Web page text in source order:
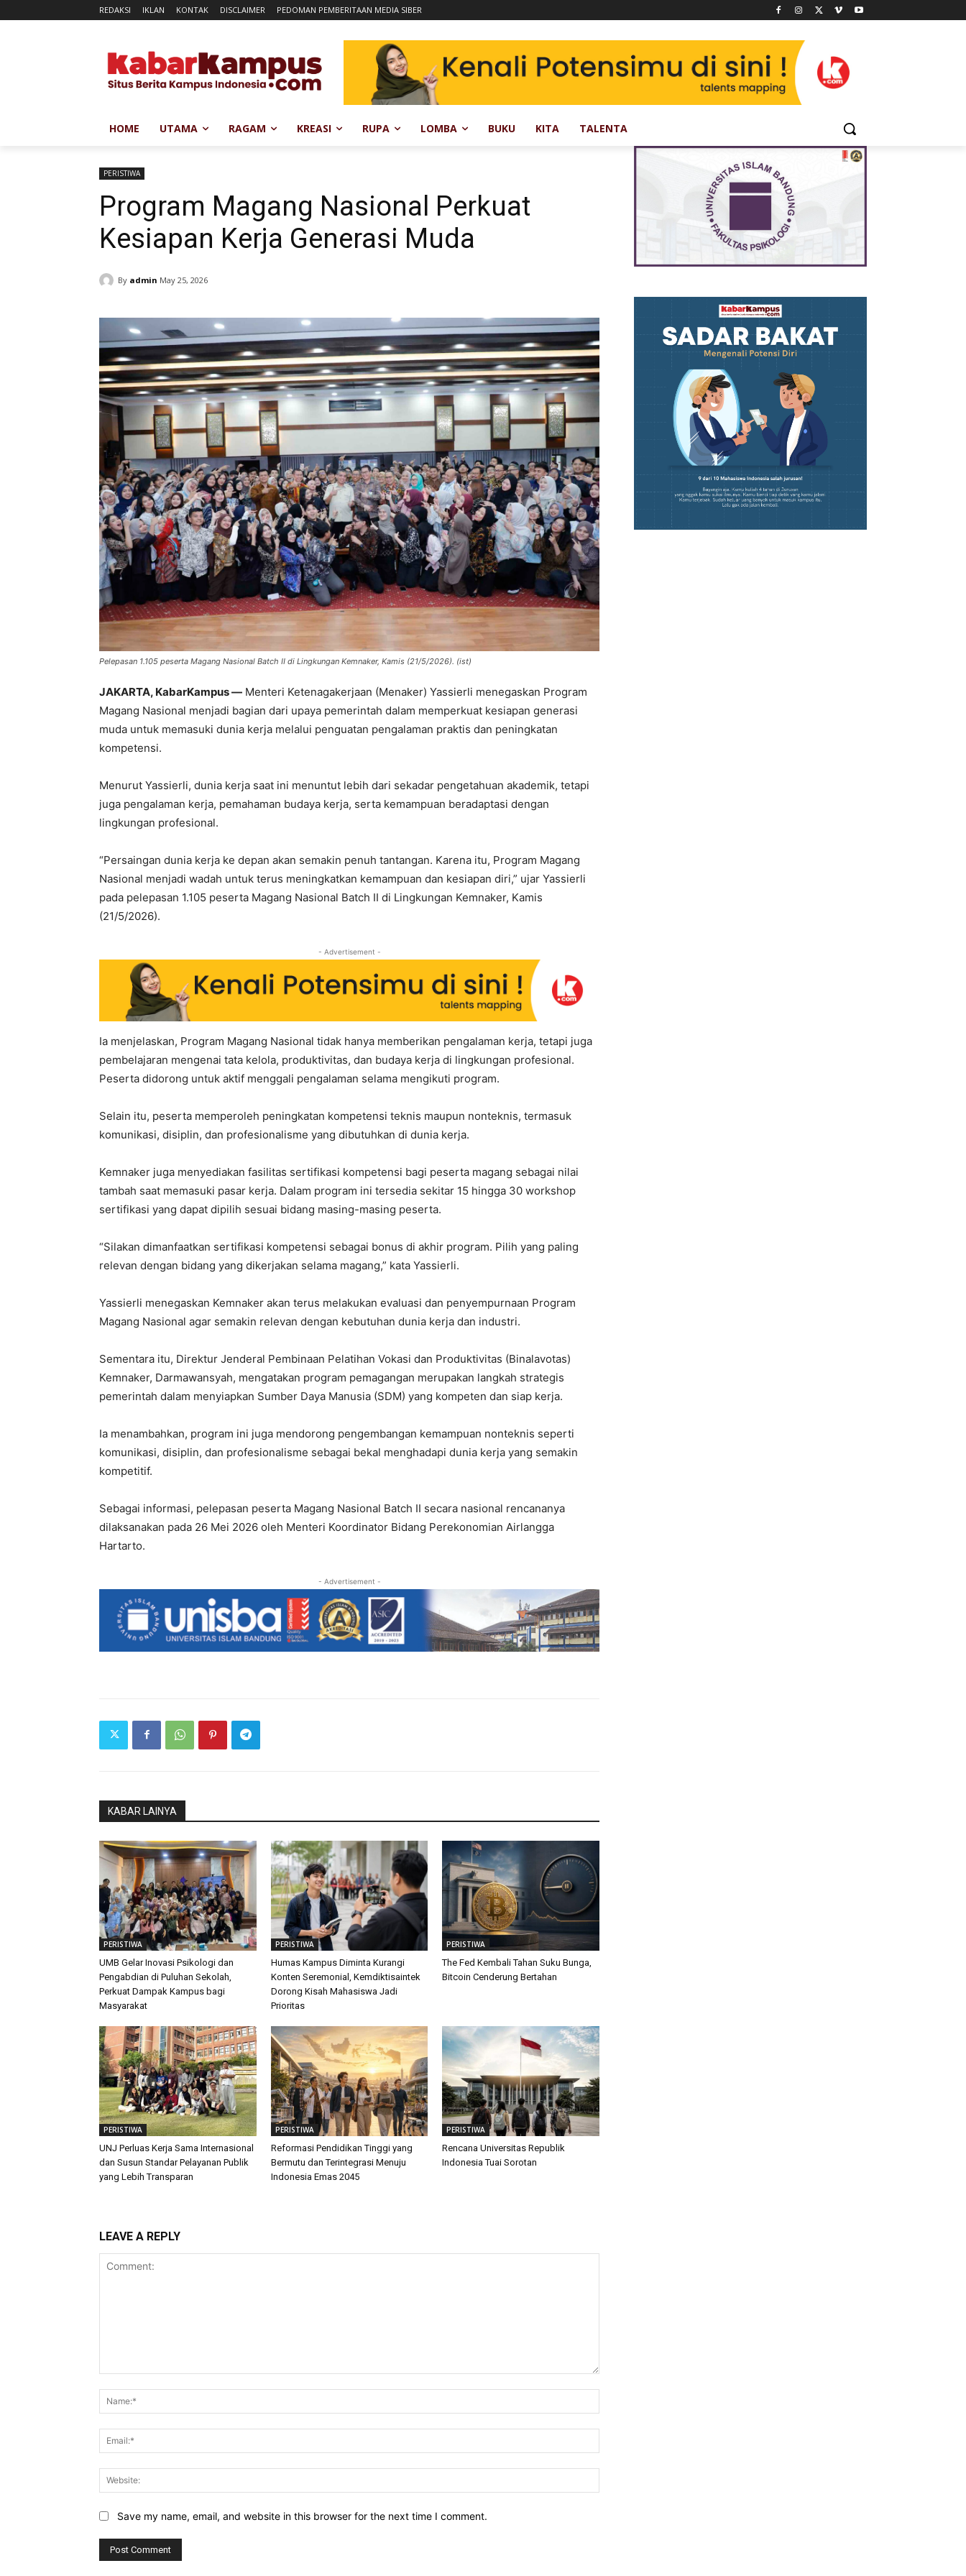
REDAKSI IKLAN KONTAK DISCLAIMER PEDOMAN PEMBERITAAN MEDIA SIBER
HOME UTAMA RAGAM KREASI RUPA LOMBA BUKU KITA TALENTA
PERISTIWA
Program Magang Nasional Perkuat
Kesiapan Kerja Generasi Muda
By admin May 25, 2026
Pelepasan 1.105 peserta Magang Nasional Batch II di Lingkungan Kemnaker, Kamis (21/5/2026). (ist)
JAKARTA, KabarKampus — Menteri Ketenagakerjaan (Menaker) Yassierli menegaskan Program
Magang Nasional menjadi bagian dari upaya pemerintah dalam memperkuat kesiapan generasi
muda untuk memasuki dunia kerja melalui penguatan pengalaman praktis dan peningkatan
kompetensi.
Menurut Yassierli, dunia kerja saat ini menuntut lebih dari sekadar pengetahuan akademik, tetapi
juga pengalaman kerja, pemahaman budaya kerja, serta kemampuan beradaptasi dengan
lingkungan profesional.
“Persaingan dunia kerja ke depan akan semakin penuh tantangan. Karena itu, Program Magang
Nasional menjadi wadah untuk terus meningkatkan kemampuan dan kesiapan diri,” ujar Yassierli
pada pelepasan 1.105 peserta Magang Nasional Batch II di Lingkungan Kemnaker, Kamis
(21/5/2026).
- Advertisement -
Ia menjelaskan, Program Magang Nasional tidak hanya memberikan pengalaman kerja, tetapi juga
pembelajaran mengenai tata kelola, produktivitas, dan budaya kerja di lingkungan profesional.
Peserta didorong untuk aktif menggali pengalaman selama mengikuti program.
Selain itu, peserta memperoleh peningkatan kompetensi teknis maupun nonteknis, termasuk
komunikasi, disiplin, dan profesionalisme yang dibutuhkan di dunia kerja.
Kemnaker juga menyediakan fasilitas sertifikasi kompetensi bagi peserta magang sebagai nilai
tambah saat memasuki pasar kerja. Dalam program ini tersedia sekitar 15 hingga 30 workshop
sertifikasi yang dapat dipilih sesuai bidang masing-masing peserta.
“Silakan dimanfaatkan sertifikasi kompetensi sebagai bonus di akhir program. Pilih yang paling
relevan dengan bidang yang dikerjakan selama magang,” kata Yassierli.
Yassierli menegaskan Kemnaker akan terus melakukan evaluasi dan penyempurnaan Program
Magang Nasional agar semakin relevan dengan kebutuhan dunia kerja dan industri.
Sementara itu, Direktur Jenderal Pembinaan Pelatihan Vokasi dan Produktivitas (Binalavotas)
Kemnaker, Darmawansyah, mengatakan program pemagangan merupakan langkah strategis
pemerintah dalam menyiapkan Sumber Daya Manusia (SDM) yang kompeten dan siap kerja.
Ia menambahkan, program ini juga mendorong pengembangan kemampuan nonteknis seperti
komunikasi, disiplin, dan profesionalisme sebagai bekal menghadapi dunia kerja yang semakin
kompetitif.
Sebagai informasi, pelepasan peserta Magang Nasional Batch II secara nasional rencananya
dilaksanakan pada 26 Mei 2026 oleh Menteri Koordinator Bidang Perekonomian Airlangga
Hartarto.
- Advertisement -
KABAR LAINYA
PERISTIWA
UMB Gelar Inovasi Psikologi dan
Pengabdian di Puluhan Sekolah,
Perkuat Dampak Kampus bagi
Masyarakat
PERISTIWA
Humas Kampus Diminta Kurangi
Konten Seremonial, Kemdiktisaintek
Dorong Kisah Mahasiswa Jadi
Prioritas
PERISTIWA
The Fed Kembali Tahan Suku Bunga,
Bitcoin Cenderung Bertahan
PERISTIWA
UNJ Perluas Kerja Sama Internasional
dan Susun Standar Pelayanan Publik
yang Lebih Transparan
PERISTIWA
Reformasi Pendidikan Tinggi yang
Bermutu dan Terintegrasi Menuju
Indonesia Emas 2045
PERISTIWA
Rencana Universitas Republik
Indonesia Tuai Sorotan
LEAVE A REPLY
Save my name, email, and website in this browser for the next time I comment.